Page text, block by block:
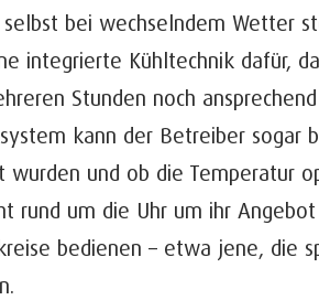
bei wechselndem Wetter
integrierte Kühltechnik dafür,
Stunden noch
kann der Betreiber sogar
wurden und ob die Temperatur
rund um die Uhr um ihr
bedienen – etwa jene, die